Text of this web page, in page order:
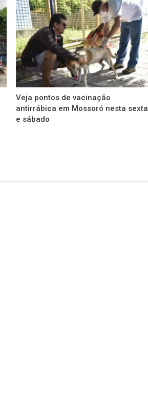
Veja pontos de vacinação
antirrábica em Mossoró nesta sexta
e sábado